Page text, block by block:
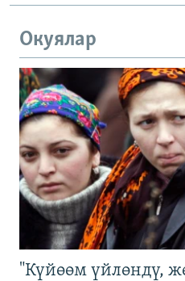
Окуялар
"Күйөөм үйлөндү,